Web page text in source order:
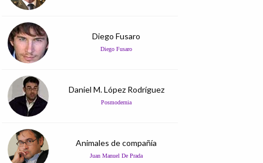
Diego Fusaro
Diego Fusaro
Daniel M. López Rodríguez
Posmodernia
Animales de compañía
Juan Manuel De Prada